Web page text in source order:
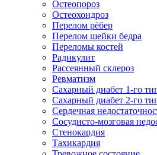
Остеопороз
Остеохондроз
Перелом рёбер
Перелом шейки бедра
Переломы костей
Радикулит
Рассеянный склероз
Ревматизм
Сахарный диабет 1-го
Сахарный диабет 2-го
Сердечная
Сосудисто-мозговая
Стенокардия
Тахикардия